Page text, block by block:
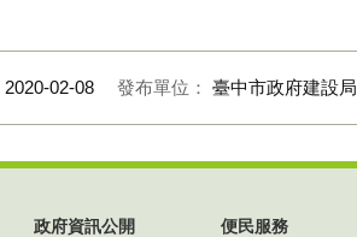
2020-02-08 發布單位： 臺中市政府建設局
政府資訊公開 便民服務